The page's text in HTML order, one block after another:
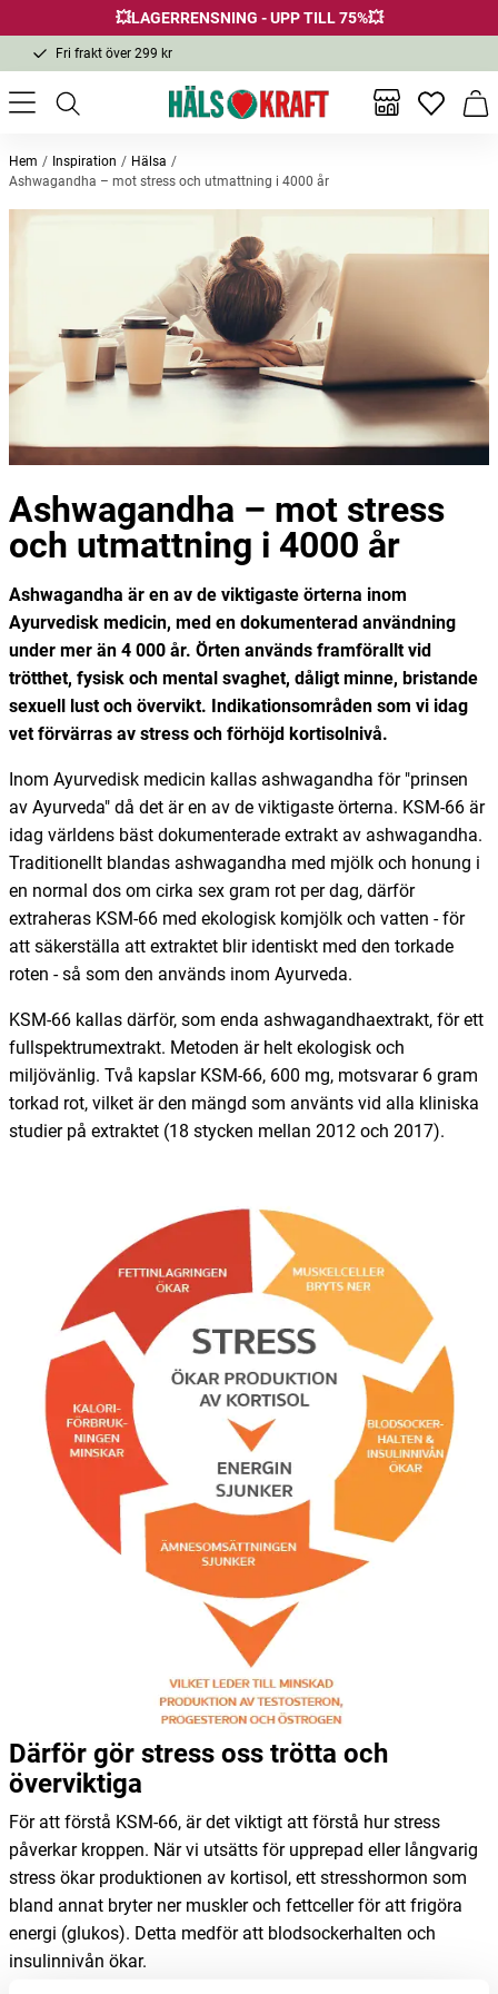
💥LAGERRENSNING - UPP TILL 75%💥
Fri frakt över 299 kr
1-3 dagars leverans
Samma pris i butik & online
Fri frakt över 299 kr
Inga
Hem Inspiration
Hälsa
Ashwagandha – mot stress och utmattning i 4000 år
Ashwagandha – mot stress
och utmattning i 4000 år
Ashwagandha är en av de viktigaste örterna inom
Ayurvedisk medicin, med en dokumenterad användning
under mer än 4 000 år. Örten används framförallt vid
trötthet, fysisk och mental svaghet, dåligt minne, bristande
sexuell lust och övervikt. Indikationsområden som vi idag
vet förvärras av stress och förhöjd kortisolnivå.
Inom Ayurvedisk medicin kallas ashwagandha för "prinsen
av Ayurveda" då det är en av de viktigaste örterna. KSM-66 är
idag världens bäst dokumenterade extrakt av ashwagandha.
Traditionellt blandas ashwagandha med mjölk och honung i
en normal dos om cirka sex gram rot per dag, därför
extraheras KSM-66 med ekologisk komjölk och vatten - för
att säkerställa att extraktet blir identiskt med den torkade
roten - så som den används inom Ayurveda.
KSM-66 kallas därför, som enda ashwagandhaextrakt, för ett
fullspektrumextrakt. Metoden är helt ekologisk och
miljövänlig. Två kapslar KSM-66, 600 mg, motsvarar 6 gram
torkad rot, vilket är den mängd som använts vid alla kliniska
studier på extraktet (18 stycken mellan 2012 och 2017).
Därför gör stress oss trötta och
överviktiga
För att förstå KSM-66, är det viktigt att förstå hur stress
påverkar kroppen. När vi utsätts för upprepad eller långvarig
stress ökar produktionen av kortisol, ett stresshormon som
bland annat bryter ner muskler och fettceller för att frigöra
energi (glukos). Detta medför att blodsockerhalten och
insulinnivån ökar.